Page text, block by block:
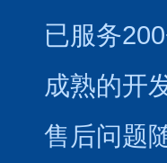
已服务
成熟的开
售后问题